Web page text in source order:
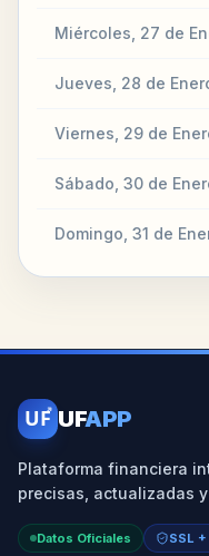
Miércoles, 27 de
Jueves, 28 de
Viernes, 29 de
Sábado, 30 de
Domingo, 31 de
UF UFAPP
Plataforma financiera
precisas, actualizadas
Datos Oficiales SSL